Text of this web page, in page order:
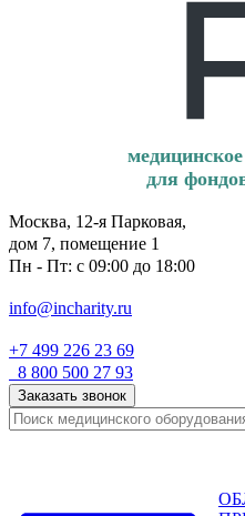
для
Москва, 12-я Парковая,
дом 7, помещение 1
Пн - Пт: с 09:00 до 18:00
info@incharity.ru
+7 499 226 23 69
8 800 500 27 93
Заказать звонок